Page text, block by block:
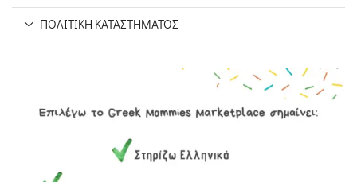
ΠΟΛΙΤΙΚΉ ΚΑΤΑΣΤΉΜΑΤΟΣ